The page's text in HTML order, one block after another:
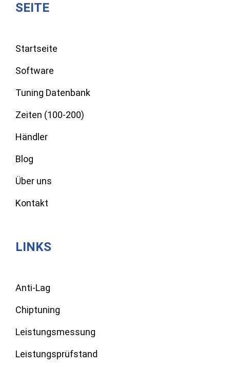
SEITE
Startseite
Software
Tuning Datenbank
Zeiten (100-200)
Händler
Blog
Über uns
Kontakt
LINKS
Anti-Lag
Chiptuning
Leistungsmessung
Leistungsprüfstand